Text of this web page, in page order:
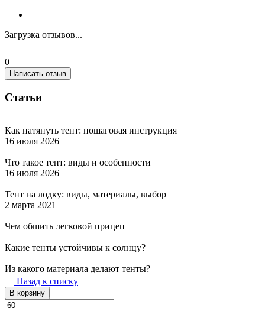
Загрузка отзывов...
0
Написать отзыв
Статьи
Как натянуть тент: пошаговая инструкция
16 июля 2026
Что такое тент: виды и особенности
16 июля 2026
Тент на лодку: виды, материалы, выбор
2 марта 2021
Чем обшить легковой прицеп
Какие тенты устойчивы к солнцу?
Из какого материала делают тенты?
Назад к списку
В корзину